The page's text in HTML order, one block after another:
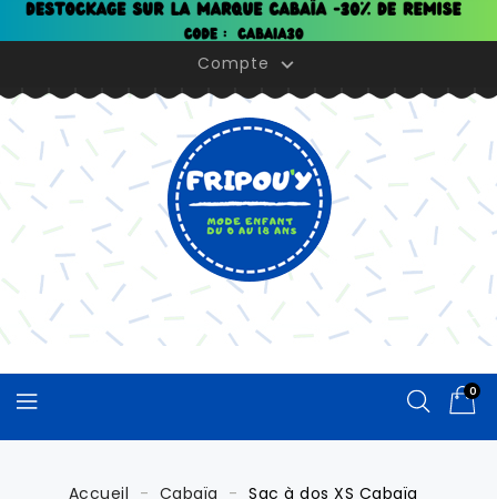
Compte 
0
Accueil Cabaïa Sac à dos XS Cabaïa
Panneau de gestion des cookies